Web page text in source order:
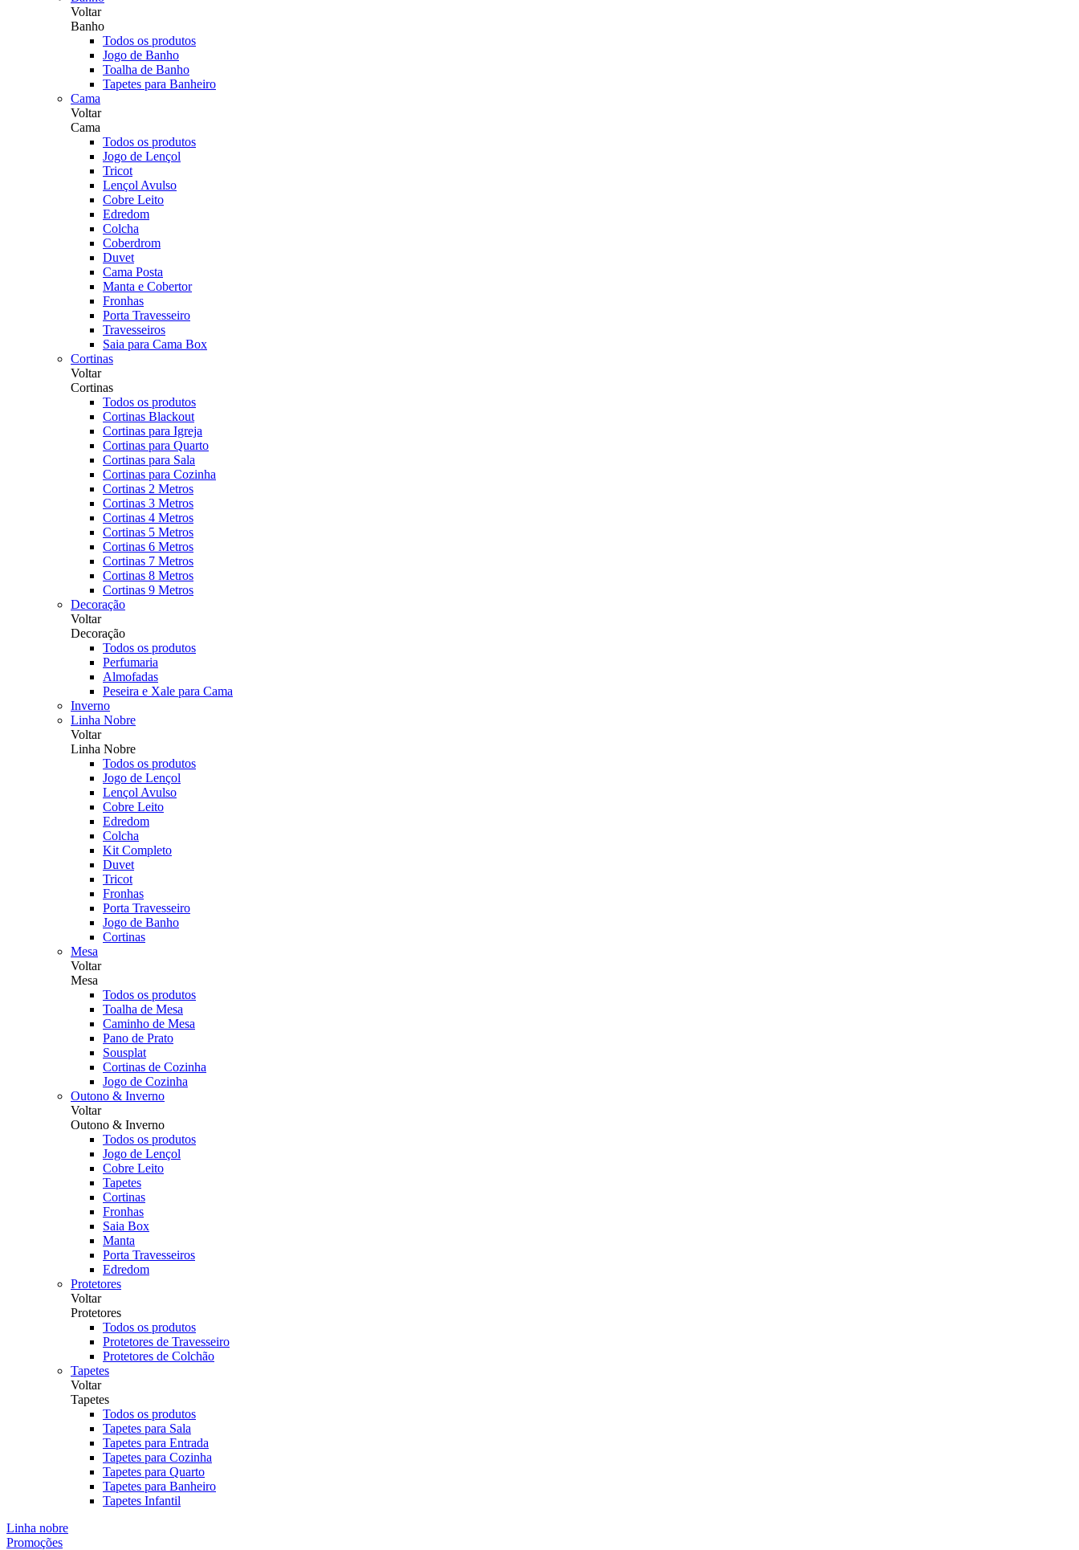
Voltar
Banho
Todos os produtos
Jogo de Banho
Toalha de Banho
Tapetes para Banheiro
Cama
Voltar
Cama
Todos os produtos
Jogo de Lençol
Tricot
Lençol Avulso
Cobre Leito
Edredom
Colcha
Coberdrom
Duvet
Cama Posta
Manta e Cobertor
Fronhas
Porta Travesseiro
Travesseiros
Saia para Cama Box
Cortinas
Voltar
Cortinas
Todos os produtos
Cortinas Blackout
Cortinas para Igreja
Cortinas para Quarto
Cortinas para Sala
Cortinas para Cozinha
Cortinas 2 Metros
Cortinas 3 Metros
Cortinas 4 Metros
Cortinas 5 Metros
Cortinas 6 Metros
Cortinas 7 Metros
Cortinas 8 Metros
Cortinas 9 Metros
Decoração
Voltar
Decoração
Todos os produtos
Perfumaria
Almofadas
Peseira e Xale para Cama
Inverno
Linha Nobre
Voltar
Linha Nobre
Todos os produtos
Jogo de Lençol
Lençol Avulso
Cobre Leito
Edredom
Colcha
Kit Completo
Duvet
Tricot
Fronhas
Porta Travesseiro
Jogo de Banho
Cortinas
Mesa
Voltar
Mesa
Todos os produtos
Toalha de Mesa
Caminho de Mesa
Pano de Prato
Sousplat
Cortinas de Cozinha
Jogo de Cozinha
Outono & Inverno
Voltar
Outono & Inverno
Todos os produtos
Jogo de Lençol
Cobre Leito
Tapetes
Cortinas
Fronhas
Saia Box
Manta
Porta Travesseiros
Edredom
Protetores
Voltar
Protetores
Todos os produtos
Protetores de Travesseiro
Protetores de Colchão
Tapetes
Voltar
Tapetes
Todos os produtos
Tapetes para Sala
Tapetes para Entrada
Tapetes para Cozinha
Tapetes para Quarto
Tapetes para Banheiro
Tapetes Infantil
Linha nobre
Promoções